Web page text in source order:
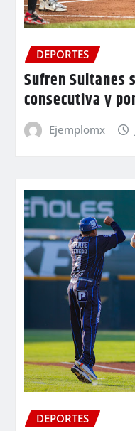
DEPORTES
Sufren Sultanes
consecutiva y
Ejemplomx
DEPORTES